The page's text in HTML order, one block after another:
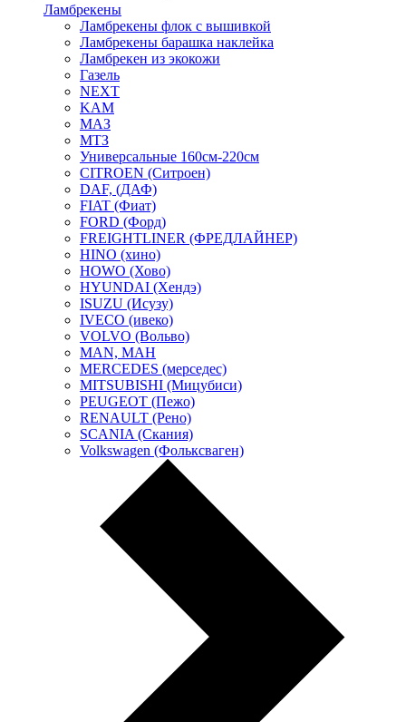
Ламбрекены
Ламбрекены флок с вышивкой
Ламбрекены барашка наклейка
Ламбрекен из экокожи
Газель
NEXT
KAM
МАЗ
МТЗ
Универсальные 160см-220см
CITROEN (Ситроен)
DAF, (ДАФ)
FIAT (Фиат)
FORD (Форд)
FREIGHTLINER (ФРЕДЛАЙНЕР)
HINO (хино)
HOWO (Хово)
HYUNDAI (Хендэ)
ISUZU (Исузу)
IVECO (ивеко)
VOLVO (Вольво)
MAN, МАН
MERCEDES (мерседес)
MITSUBISHI (Мицубиси)
PEUGEOT (Пежо)
RENAULT (Рено)
SCANIA (Скания)
Volkswagen (Фольксваген)